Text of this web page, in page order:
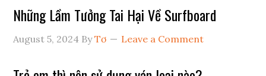
Những Lầm Tưởng Tai Hại Về Surfboard
August 5, 2024 ByTơ Leave a Comment